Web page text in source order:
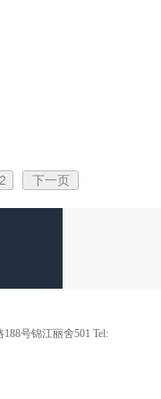
2 下一页
号锦江丽舍501 Tel: